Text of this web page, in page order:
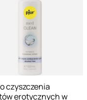
czyszczenia
erotycznych w